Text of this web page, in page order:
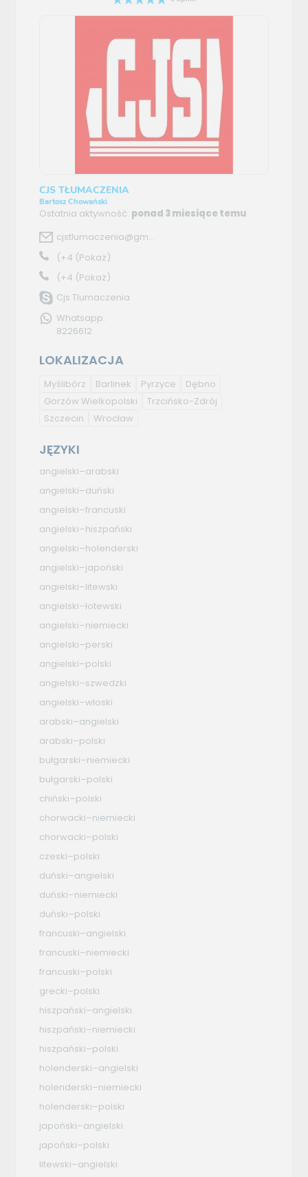
CJS TŁUMACZENIA
Bartosz Chowański
Ostatnia aktywność: ponad 3 miesiące temu
cjstlumaczenia@gm...
(+4 (Pokaż)
(+4 (Pokaż)
Cjs Tlumaczenia
Whatsapp:
8226612
LOKALIZACJA
Myślibórz Barlinek Pyrzyce
Dębno
Gorzów Wielkopolski
Trzcińsko-Zdrój
Szczecin
Wrocław
JĘZYKI
angielski–arabski
angielski–duński
angielski–francuski
angielski–hiszpański
angielski–holenderski
angielski–japoński
angielski–litewski
angielski–łotewski
angielski–niemiecki
angielski–perski
angielski–polski
angielski–szwedzki
angielski–włoski
arabski–angielski
arabski–polski
bułgarski–niemiecki
bułgarski–polski
chiński–polski
chorwacki–niemiecki
chorwacki–polski
czeski–polski
duński–angielski
duński–niemiecki
duński–polski
francuski–angielski
francuski–niemiecki
francuski–polski
grecki–polski
hiszpański–angielski
hiszpański–niemiecki
hiszpański–polski
holenderski–angielski
holenderski–niemiecki
holenderski–polski
japoński–angielski
japoński–polski
litewski–angielski